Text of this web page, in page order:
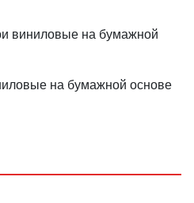
виниловые на бумажной
на бумажной основе